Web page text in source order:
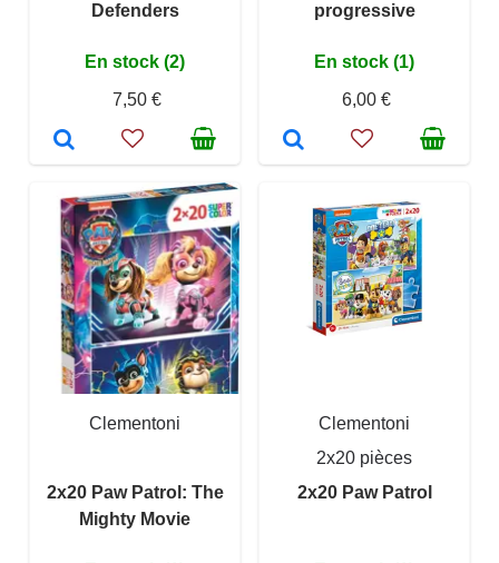
Defenders
En stock (2)
7,50 €
progressive
En stock (1)
6,00 €
Clementoni
2x20 Paw Patrol: The
Mighty Movie
Clementoni
2x20 pièces
2x20 Paw Patrol